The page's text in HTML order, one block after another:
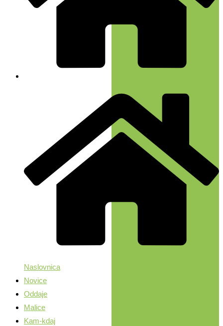
Naslovnica
Novice
Oddaje
Malice
Kam-kdaj